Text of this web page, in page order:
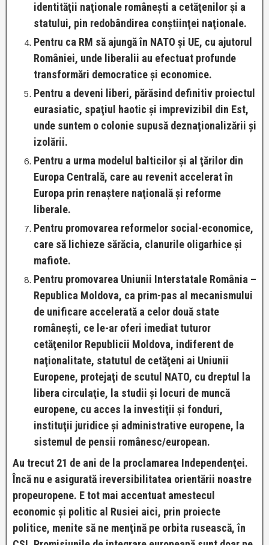
identităţii naţionale româneşti a cetăţenilor şi a
statului, pin redobândirea conştiinţei naţionale.
Pentru ca RM să ajungă în NATO şi UE, cu ajutorul
României, unde liberalii au efectuat profunde
transformări democratice şi economice.
Pentru a deveni liberi, părăsind definitiv proiectul
eurasiatic, spaţiul haotic şi imprevizibil din Est,
unde suntem o colonie supusă deznaţionalizării şi
izolării.
Pentru a urma modelul balticilor şi al ţărilor din
Europa Centrală, care au revenit accelerat în
Europa prin renaştere naţională şi reforme
liberale.
Pentru promovarea reformelor social-economice,
care să lichieze sărăcia, clanurile oligarhice şi
mafiote.
Pentru promovarea Uniunii Interstatale România –
Republica Moldova, ca prim-pas al mecanismului
de unificare accelerată a celor două state
româneşti, ce le-ar oferi imediat tuturor
cetăţenilor Republicii Moldova, indiferent de
naţionalitate, statutul de cetăţeni ai Uniunii
Europene, protejaţi de scutul NATO, cu dreptul la
libera circulaţie, la studii şi locuri de muncă
europene, cu acces la investiţii şi fonduri,
instituţii juridice şi administrative europene, la
sistemul de pensii românesc/european.
Au trecut 21 de ani de la proclamarea Independenţei.
Încă nu e asigurată ireversibilitatea orientării noastre
propeuropene. E tot mai accentuat amestecul
economic şi politic al Rusiei aici, prin proiecte
politice, menite să ne menţină pe orbita rusească, în